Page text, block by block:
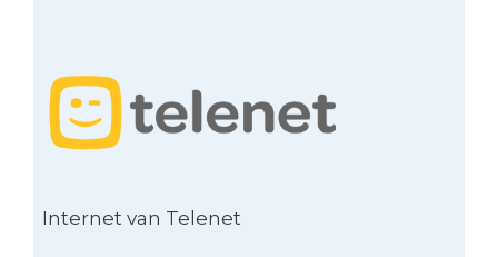
Internet van Telenet